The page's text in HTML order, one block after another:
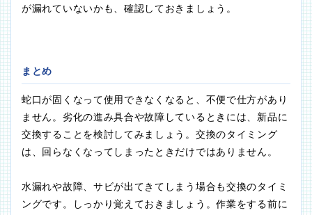
が漏れていないかも、確認しておきましょう。
まとめ
蛇口が固くなって使用できなくなると、不便で仕方があり
ません。劣化の進み具合や故障しているときには、新品に
交換することを検討してみましょう。交換のタイミング
は、回らなくなってしまったときだけではありません。
水漏れや故障、サビが出てきてしまう場合も交換のタイミ
ングです。しっかり覚えておきましょう。作業をする前に